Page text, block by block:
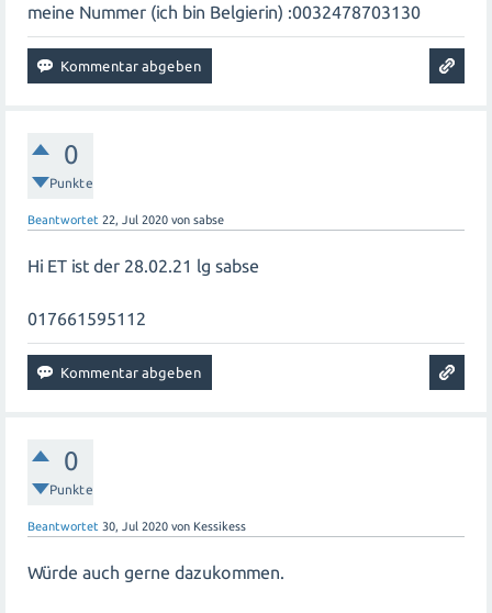
meine Nummer (ich bin Belgierin) :0032478703130
0
Punkte
Beantwortet 22, Jul 2020 von sabse
Hi ET ist der 28.02.21 lg sabse
017661595112
0
Punkte
Beantwortet 30, Jul 2020 von Kessikess
Würde auch gerne dazukommen.